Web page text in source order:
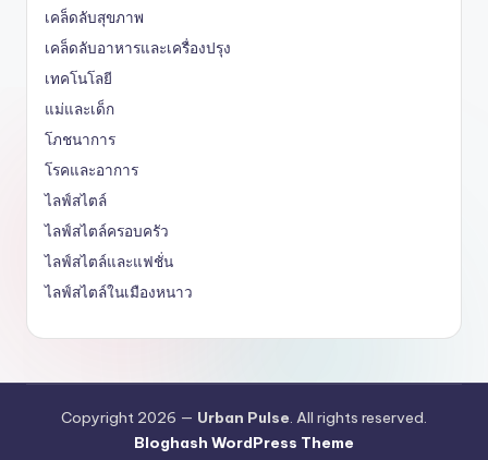
เคล็ดลับสุขภาพ
เคล็ดลับอาหารและเครื่องปรุง
เทคโนโลยี
แม่และเด็ก
โภชนาการ
โรคและอาการ
ไลฟ์สไตล์
ไลฟ์สไตล์ครอบครัว
ไลฟ์สไตล์และแฟชั่น
ไลฟ์สไตล์ในเมืองหนาว
Copyright 2026 — Urban Pulse. All rights reserved.
Bloghash WordPress Theme